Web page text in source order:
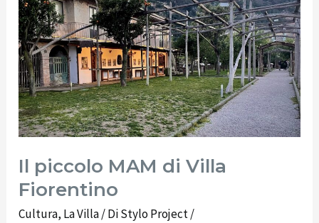
Il piccolo MAM di Villa
Fiorentino
Cultura, La Villa/ DiStylo Project/
di
Villa
Fiorentino